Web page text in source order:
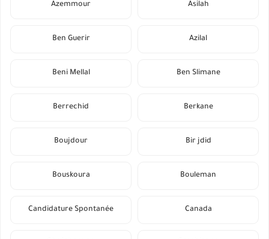
Asilah
Azemmour
Azilal
Ben Guerir
Ben Slimane
Beni Mellal
Berkane
Berrechid
Bir jdid
Boujdour
Bouleman
Bouskoura
Canada
Candidature Spontanée